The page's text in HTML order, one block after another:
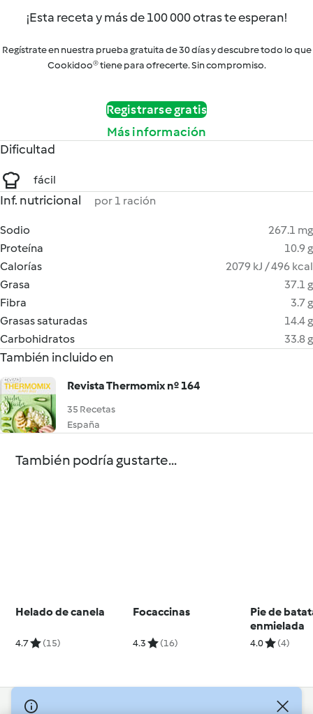
¡Esta receta y más de 100 000 otras te esperan!
Regístrate en nuestra prueba gratuita de 30 días y descubre todo lo que
Cookidoo® tiene para ofrecerte. Sin compromiso.
Registrarse gratis
Más información
Dificultad
fácil
Inf. nutricional por 1 ración
Sodio
267.1 mg
Proteína
10.9 g
Calorías
2079 kJ / 496 kcal
Grasa
37.1 g
Fibra
3.7 g
Grasas saturadas
14.4 g
Carbohidratos
33.8 g
También incluido en
Revista Thermomix nº 164
35 Recetas
España
También podría gustarte...
Helado de canela
4.7 (15)
Focaccinas
4.3 (16)
Pie de
enmielada
4.0 (4)